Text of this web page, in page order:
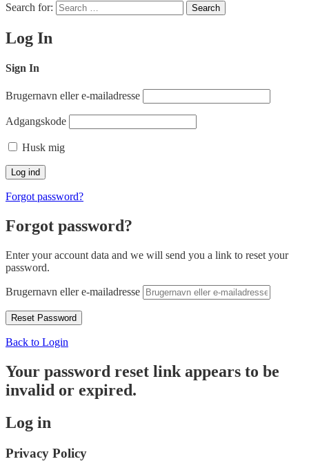
Search for: Search
Log In
Sign In
Brugernavn eller e-mailadresse
Adgangskode
Husk mig
Forgot password?
Forgot password?
Enter your account data and we will send you a link to reset your
password.
Brugernavn eller e-mailadresse
Back to Login
Your password reset link appears to be
invalid or expired.
Log in
Privacy Policy